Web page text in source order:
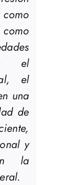
el
el
una
de
y
la